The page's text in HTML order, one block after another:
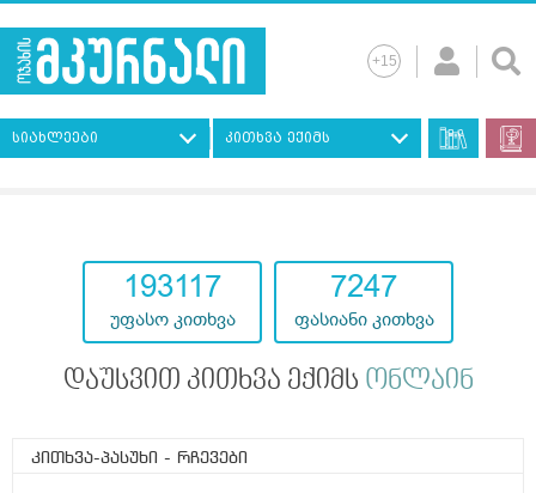
სიახლეები კითხვა ექიმს
193117
უფასო კითხვა
7247
ფასიანი კითხვა
დაუსვით კითხვა ექიმს ონლაინ
კითხვა-პასუხი - რჩევები